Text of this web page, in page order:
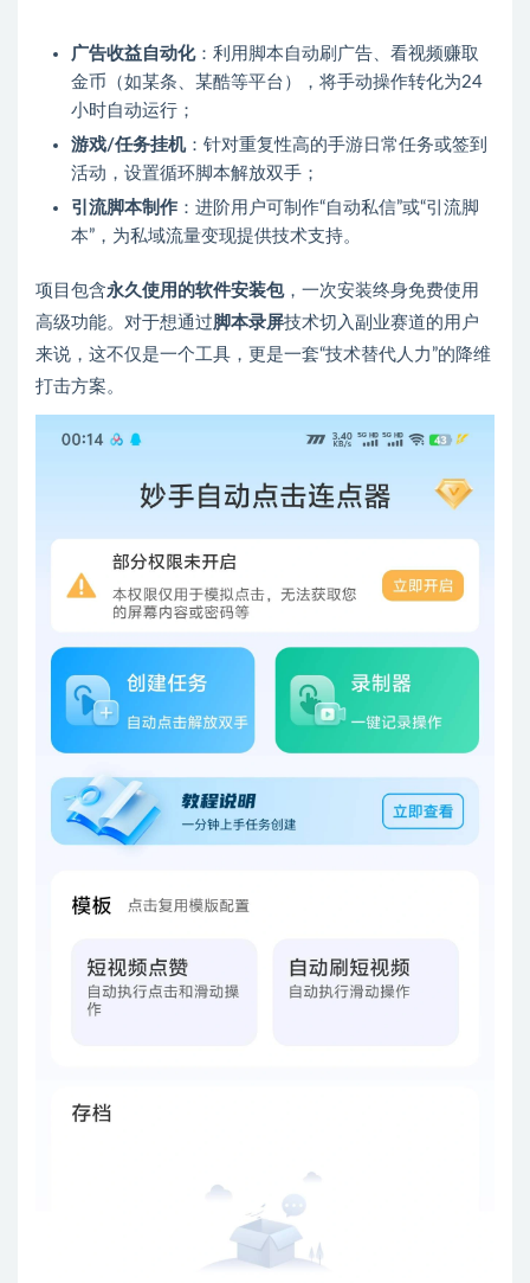
广告收益自动化：利用脚本自动刷广告、看视频赚取
金币（如某条、某酷等平台），将手动操作转化为24
小时自动运行；
游戏/任务挂机：针对重复性高的手游日常任务或签到
活动，设置循环脚本解放双手；
引流脚本制作 ：进阶用户可制作“自动私信”或“引流脚
本”，为私域流量变现提供技术支持。
项目包含永久使用的软件安装包，一次安装终身免费使用
高级功能。对于想通过脚本录屏技术切入副业赛道的用户
来说，这不仅是一个工具，更是一套“技术替代人力”的降维
打击方案。